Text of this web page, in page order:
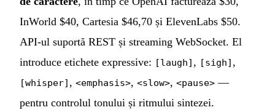
InWorld $40, Cartesia $46,70 și ElevenLabs $50.
API-ul suportă REST și streaming WebSocket. El
introduce etichete expressive: [laugh] , [sigh] ,
[whisper] , <emphasis>, <slow>, <pause> —
pentru controlul tonului și ritmului sintezei.